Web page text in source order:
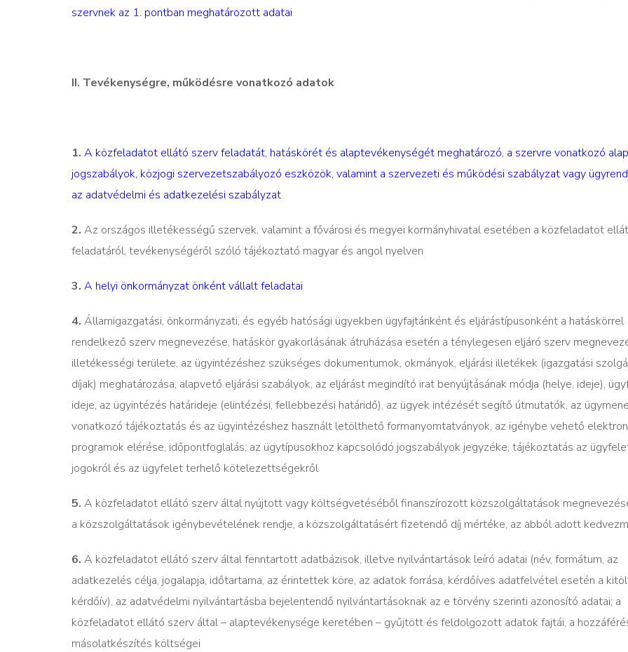
szervnek az 1. pontban meghatározott adatai
II. Tevékenységre, működésre vonatkozó adatok
1. A közfeladatot ellátó szerv feladatát, hatáskörét és alaptevékenységét meghatározó, a szervre vonatkozó
jogszabályok, közjogi szervezetszabályozó eszközök, valamint a szervezeti és működési szabályzat vagy
az adatvédelmi és adatkezelési szabályzat
2. Az országos illetékességű szervek, valamint a fővárosi és megyei kormányhivatal esetében a közfeladatot
feladatáról, tevékenységéről szóló tájékoztató magyar és angol nyelven
3. A helyi önkormányzat önként vállalt feladatai
4. Államigazgatási, önkormányzati, és egyéb hatósági ügyekben ügyfajtánként és eljárástípusonként a hatáskörrel
rendelkező szerv megnevezése, hatáskör gyakorlásának átruházása esetén a ténylegesen eljáró szerv
illetékességi területe, az ügyintézéshez szükséges dokumentumok, okmányok, eljárási illetékek (igazgatási
díjak) meghatározása, alapvető eljárási szabályok, az eljárást megindító irat benyújtásának módja (helye, ideje),
ideje, az ügyintézés határideje (elintézési, fellebbezési határidő), az ügyek intézését segítő útmutatók, az
vonatkozó tájékoztatás és az ügyintézéshez használt letölthető formanyomtatványok, az igénybe vehető
programok elérése, időpontfoglalás, az ügytípusokhoz kapcsolódó jogszabályok jegyzéke, tájékoztatás az
jogokról és az ügyfelet terhelő kötelezettségekről
5. A közfeladatot ellátó szerv által nyújtott vagy költségvetéséből finanszírozott közszolgáltatások
a közszolgáltatások igénybevételének rendje, a közszolgáltatásért fizetendő díj mértéke, az abból adott
6. A közfeladatot ellátó szerv által fenntartott adatbázisok, illetve nyilvántartások leíró adatai (név, formátum, az
adatkezelés célja, jogalapja, időtartama, az érintettek köre, az adatok forrása, kérdőíves adatfelvétel esetén a
kérdőív), az adatvédelmi nyilvántartásba bejelentendő nyilvántartásoknak az e törvény szerinti azonosító adatai; a
közfeladatot ellátó szerv által – alaptevékenysége keretében – gyűjtött és feldolgozott adatok fajtái, a
másolatkészítés költségei